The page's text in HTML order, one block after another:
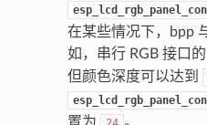
在某些情况下，bpp
如，串行 RGB 接口
但颜色深度可以达到